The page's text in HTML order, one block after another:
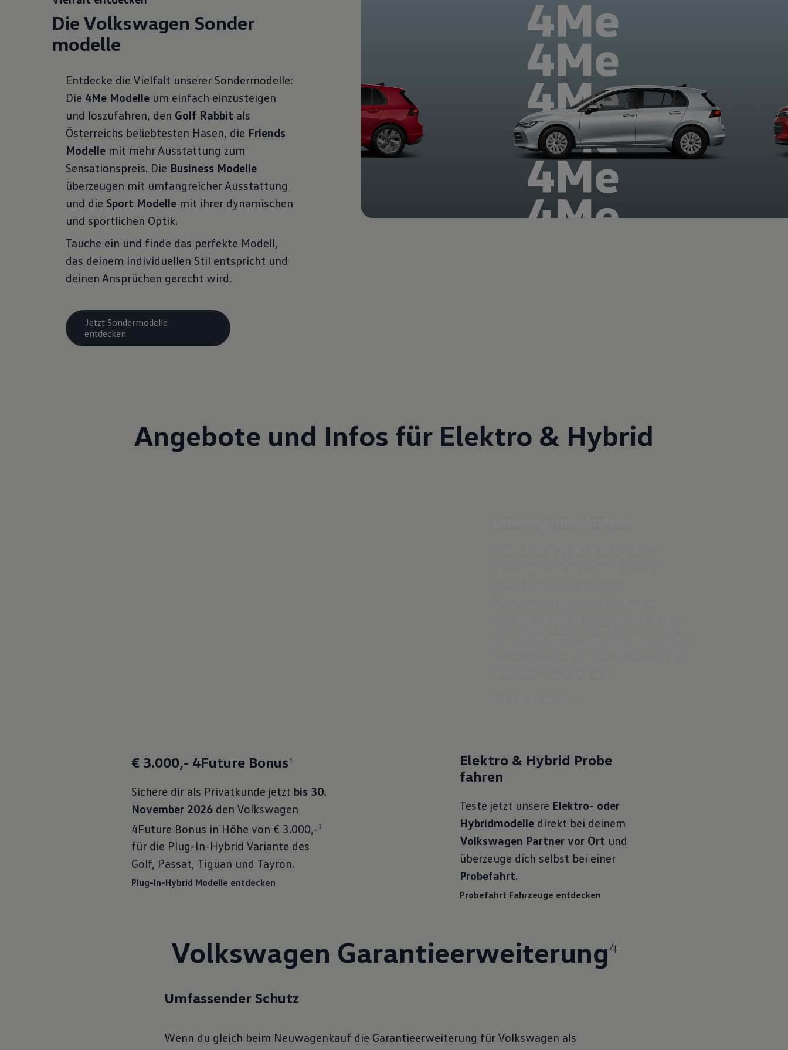
Die Volkswagen Sonder
modelle
Entdecke die Vielfalt unserer Sondermodelle:
Die 4Me Modelle um einfach einzusteigen
und loszufahren, den Golf Rabbit als
Österreichs beliebtesten Hasen, die Friends
Modelle mit mehr Ausstattung zum
Sensationspreis. Die Business Modelle
überzeugen mit umfangreicher Ausstattung
und die Sport Modelle mit ihrer dynamischen
und sportlichen Optik.
Tauche ein und finde das perfekte Modell,
das deinem individuellen Stil entspricht und
deinen Ansprüchen gerecht wird.
Jetzt Sondermodelle
entdecken
Angebote und Infos für Elektro & Hybrid
€ 3.000,- 4Future Bonus3
Sichere dir als Privatkunde jetzt bis 30.
November 2026 den Volkswagen
4Future Bonus in Höhe von € 3.000,- 3
für die Plug-In-Hybrid Variante des
Golf, Passat, Tiguan und Tayron.
Plug-In-Hybrid Modelle entdecken
Elektro & Hybrid Probe
fahren
Teste jetzt unsere Elektro- oder
Hybridmodelle direkt bei deinem
Volkswagen Partner vor Ort und
überzeuge dich selbst bei einer
Probefahrt.
Probefahrt Fahrzeuge entdecken
Volkswagen Garantie­erweiterung4
Umfassender Schutz
Wenn du gleich beim Neuwagenkauf die Garantieerweiterung für Volkswagen als